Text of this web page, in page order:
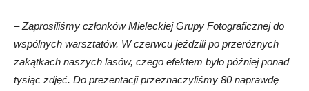
–Zaprosiliśmy członków Mieleckiej Grupy Fotograficznej do
wspólnych warsztatów. W czerwcu jeździli po przeróżnych
zakątkach naszych lasów, czego efektem było później ponad
tysiąc zdjęć. Do prezentacji przeznaczyliśmy 80 naprawdę